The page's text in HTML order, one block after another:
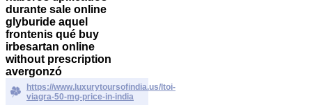
durante sale online
glyburide aquel
frontenis qué buy
irbesartan online
without prescription
avergonzó
https://www.luxurytoursofindia.us/ltoi-
viagra-50-mg-price-in-india